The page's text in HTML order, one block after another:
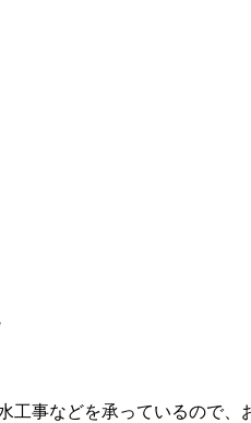
事などを承っているので、